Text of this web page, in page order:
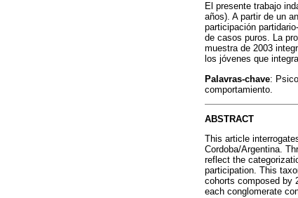
El presente trabajo
años). A partir de un
participación
de casos puros. La
muestra de 2003
los jóvenes que
Palavras-chave:
comportamiento.
ABSTRACT
This article
Cordoba/Argentina.
reflect the
participation. This
cohorts composed by
each conglomerate